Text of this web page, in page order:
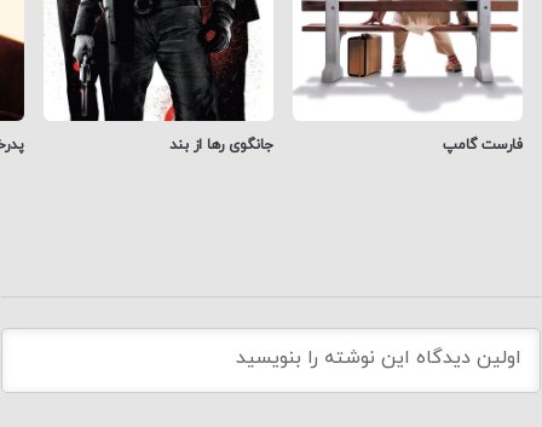
فارست گامپ جانگوی رها از بند